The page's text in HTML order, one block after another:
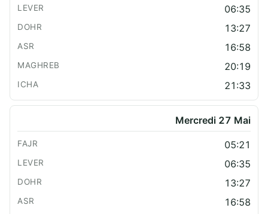
06:35
13:27
16:58
20:19
21:33
Mercredi 27 Mai
05:21
06:35
13:27
16:58